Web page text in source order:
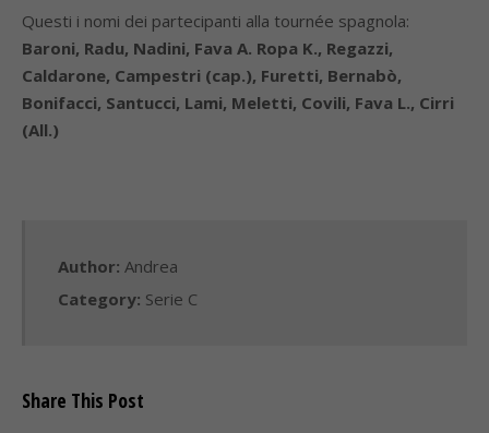
Questi i nomi dei partecipanti alla tournée spagnola:
Baroni, Radu, Nadini, Fava A. Ropa K., Regazzi,
Caldarone, Campestri (cap.), Furetti, Bernabò,
Bonifacci, Santucci, Lami, Meletti, Covili, Fava L., Cirri
(All.)
Author: Andrea
Category: Serie C
Share This Post